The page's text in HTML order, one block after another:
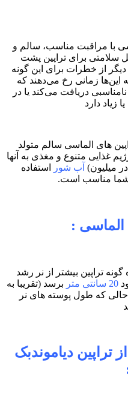
با مراقبت مناسب، سالم و
سلامتی برای تراپین پشت
از خطرات برای این گونه
زمانی رخ می‌دهند که
دریافت می‌کند یا در
زیاد دارد
های الماسی سالم متولد
غذایی متنوع و مغذی به آنها
میلیون) آب شور
استفاده
شما مناسب است.
الماسی :
تراپین بیشتر از نر رشد
20 سانتی متر
برسد (تقریبا به
که طول پوسته های نر
تراپین دیاموندبک